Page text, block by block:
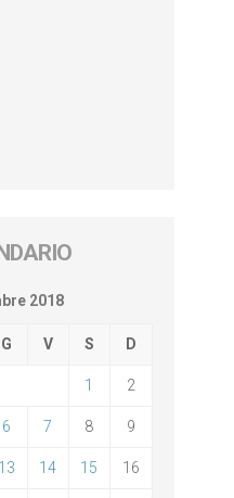
2018
G V S D
1 2
6 7 8 9
13 14 15 16